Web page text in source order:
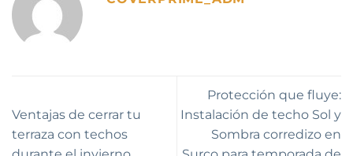
Ventajas de cerrar tu
terraza con techos
Protección que fluye:
Instalación de techo Sol y
Sombra corredizo en